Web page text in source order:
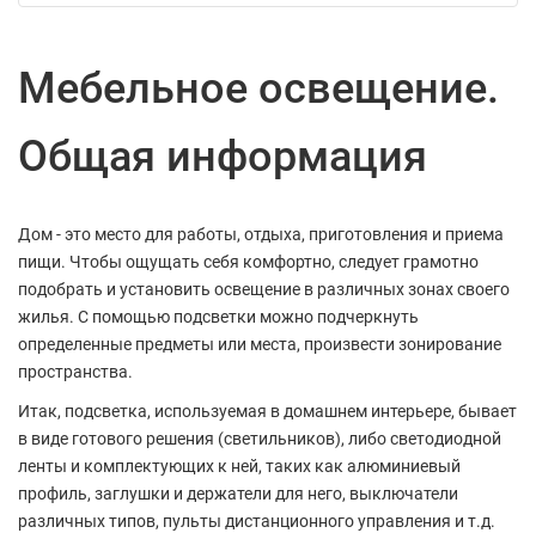
Мебельное освещение.
Общая информация
Дом - это место для работы, отдыха, приготовления и приема
пищи. Чтобы ощущать себя комфортно, следует грамотно
подобрать и установить освещение в различных зонах своего
жилья. С помощью подсветки можно подчеркнуть
определенные предметы или места, произвести зонирование
пространства.
Итак, подсветка, используемая в домашнем интерьере, бывает
в виде готового решения (светильников), либо светодиодной
ленты и комплектующих к ней, таких как алюминиевый
профиль, заглушки и держатели для него, выключатели
различных типов, пульты дистанционного управления и т.д.